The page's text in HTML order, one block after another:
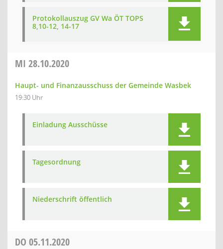
Protokollauszug GV Wa ÖT TOPS
8,10-12, 14-17
MI 28.10.2020
Haupt- und Finanzausschuss der Gemeinde Wasbek
19:30 Uhr
Einladung Ausschüsse
Tagesordnung
Niederschrift öffentlich
DO 05.11.2020